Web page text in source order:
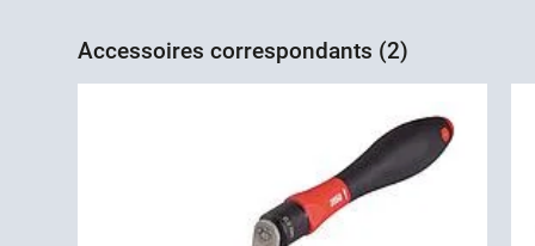
Accessoires correspondants (2)